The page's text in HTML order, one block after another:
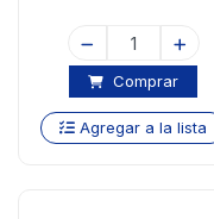
Comprar
Agregar a la lista